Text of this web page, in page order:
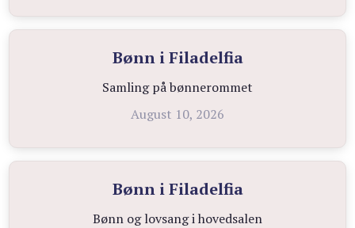
Bønn i Filadelfia
Samling på bønnerommet
August 10, 2026
Bønn i Filadelfia
Bønn og lovsang i hovedsalen